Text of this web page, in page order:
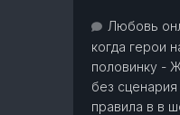
Любовь
когда герои
половинку -
без сценария
правила в в